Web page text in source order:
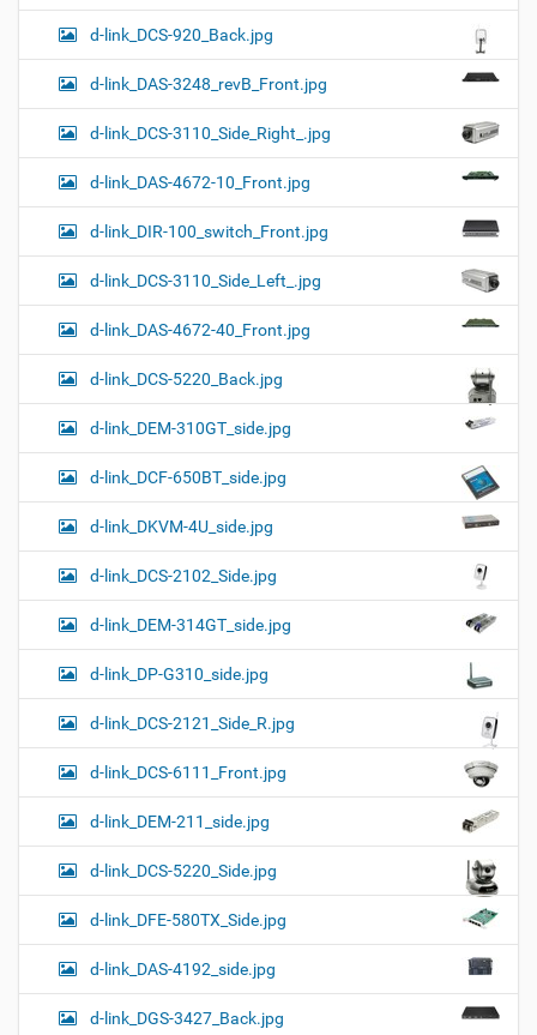
d-link_DCS-920_Back.jpg
d-link_DAS-3248_revB_Front.jpg
d-link_DCS-3110_Side_Right_.jpg
d-link_DAS-4672-10_Front.jpg
d-link_DIR-100_switch_Front.jpg
d-link_DCS-3110_Side_Left_.jpg
d-link_DAS-4672-40_Front.jpg
d-link_DCS-5220_Back.jpg
d-link_DEM-310GT_side.jpg
d-link_DCF-650BT_side.jpg
d-link_DKVM-4U_side.jpg
d-link_DCS-2102_Side.jpg
d-link_DEM-314GT_side.jpg
d-link_DP-G310_side.jpg
d-link_DCS-2121_Side_R.jpg
d-link_DCS-6111_Front.jpg
d-link_DEM-211_side.jpg
d-link_DCS-5220_Side.jpg
d-link_DFE-580TX_Side.jpg
d-link_DAS-4192_side.jpg
d-link_DGS-3427_Back.jpg